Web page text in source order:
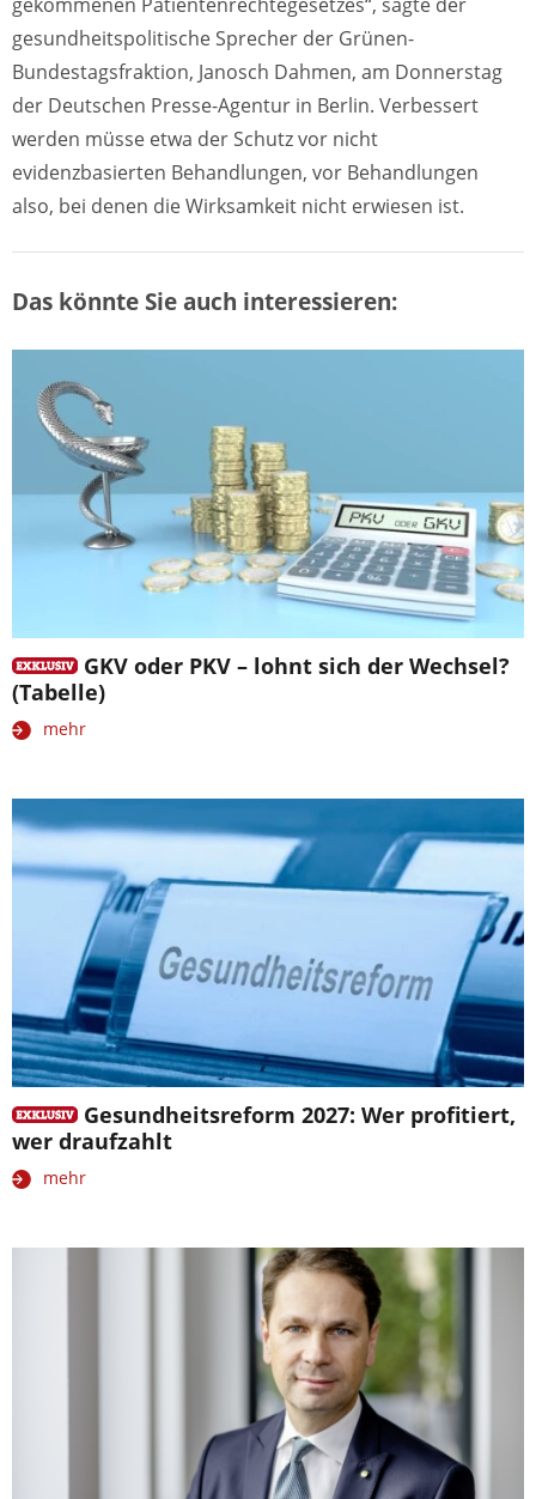
gesundheitspolitische Sprecher der Grünen-
Bundestagsfraktion, Janosch Dahmen, am Donnerstag
der Deutschen Presse-Agentur in Berlin. Verbessert
werden müsse etwa der Schutz vor nicht
evidenzbasierten Behandlungen, vor Behandlungen
also, bei denen die Wirksamkeit nicht erwiesen ist.
Das könnte Sie auch interessieren:
GKV oder PKV – lohnt sich der Wechsel?
(Tabelle)
mehr
Gesundheitsreform 2027: Wer profitiert,
wer draufzahlt
mehr